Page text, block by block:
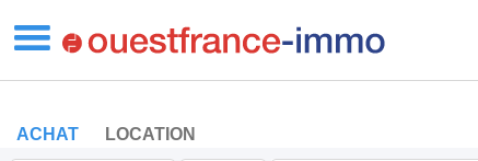
ACHAT LOCATION